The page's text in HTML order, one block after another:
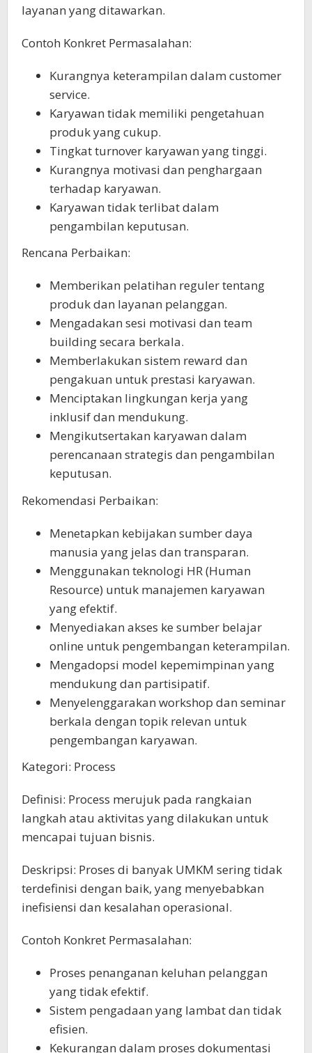
layanan yang ditawarkan.
Contoh Konkret Permasalahan:
Kurangnya keterampilan dalam customer
service.
Karyawan tidak memiliki pengetahuan
produk yang cukup.
Tingkat turnover karyawan yang tinggi.
Kurangnya motivasi dan penghargaan
terhadap karyawan.
Karyawan tidak terlibat dalam
pengambilan keputusan.
Rencana Perbaikan:
Memberikan pelatihan reguler tentang
produk dan layanan pelanggan.
Mengadakan sesi motivasi dan team
building secara berkala.
Memberlakukan sistem reward dan
pengakuan untuk prestasi karyawan.
Menciptakan lingkungan kerja yang
inklusif dan mendukung.
Mengikutsertakan karyawan dalam
perencanaan strategis dan pengambilan
keputusan.
Rekomendasi Perbaikan:
Menetapkan kebijakan sumber daya
manusia yang jelas dan transparan.
Menggunakan teknologi HR (Human
Resource) untuk manajemen karyawan
yang efektif.
Menyediakan akses ke sumber belajar
online untuk pengembangan keterampilan.
Mengadopsi model kepemimpinan yang
mendukung dan partisipatif.
Menyelenggarakan workshop dan seminar
berkala dengan topik relevan untuk
pengembangan karyawan.
Kategori: Process
Definisi: Process merujuk pada rangkaian
langkah atau aktivitas yang dilakukan untuk
mencapai tujuan bisnis.
Deskripsi: Proses di banyak UMKM sering tidak
terdefinisi dengan baik, yang menyebabkan
inefisiensi dan kesalahan operasional.
Contoh Konkret Permasalahan:
Proses penanganan keluhan pelanggan
yang tidak efektif.
Sistem pengadaan yang lambat dan tidak
efisien.
Kekurangan dalam proses dokumentasi